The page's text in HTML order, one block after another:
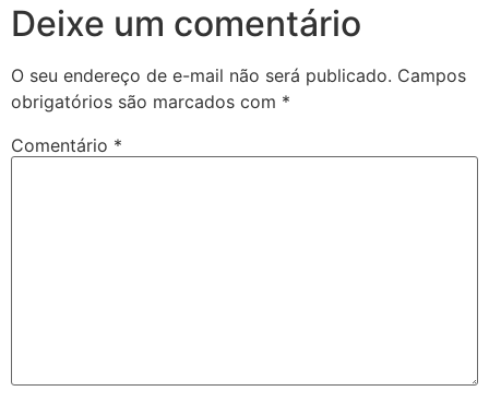
Deixe um comentário
O seu endereço de e-mail não será publicado. Campos
obrigatórios são marcados com *
Comentário *